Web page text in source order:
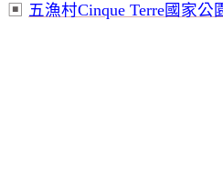
▣ 五漁村Cinque Terre國家公